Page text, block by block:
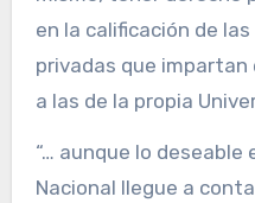
en la calificación de
privadas que
a las de la propia
“… aunque lo deseable
Nacional llegue a